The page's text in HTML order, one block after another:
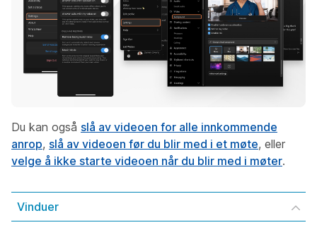
Du kan også slå av videoen for alle innkommende
anrop, slå av videoen før du blir med i et møte, eller
velge å ikke starte videoen når du blir med i møter.
Vinduer